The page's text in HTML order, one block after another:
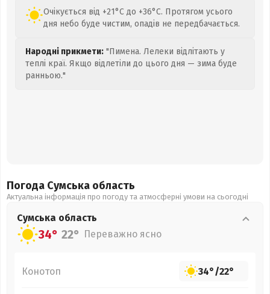
Очікується від +21°C до +36°C. Протягом усього
дня небо буде чистим, опадів не передбачається.
Народні прикмети: "Пимена. Лелеки відлітають у
теплі краї. Якщо відлетіли до цього дня — зима буде
ранньою."
Погода Сумська область
Актуальна інформація про погоду та атмосферні умови на сьогодні
Сумська область
34° 22° Переважно ясно
Конотоп 34°/22°